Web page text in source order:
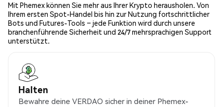
Mit Phemex können Sie mehr aus Ihrer Krypto herausholen. Von
Ihrem ersten Spot-Handel bis hin zur Nutzung fortschrittlicher
Bots und Futures-Tools – jede Funktion wird durch unsere
branchenführende Sicherheit und 24/7 mehrsprachigen Support
unterstützt.
Halten
Bewahre deine VERDAO sicher in deiner Phemex-